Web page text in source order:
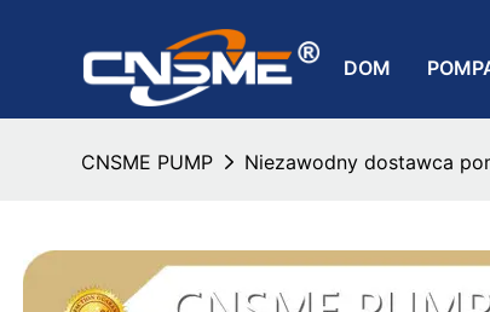
DOM
CNSME PUMP Niezawodny dostawca